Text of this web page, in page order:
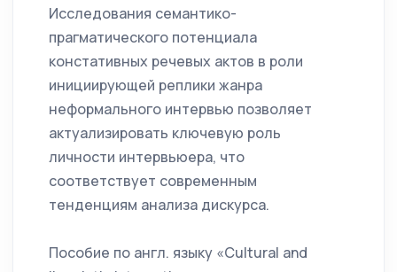
Исследования семантико-
прагматического потенциала
констативных речевых актов в роли
инициирующей реплики жанра
неформального интервью позволяет
актуализировать ключевую роль
личности интервьюера, что
соответствует современным
тенденциям анализа дискурса.
Пособие по англ. языку «Cultural and